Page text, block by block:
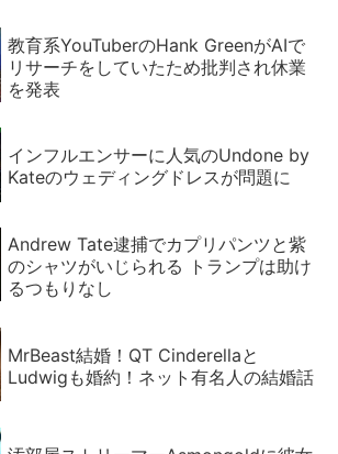
教育系YouTuberのHank GreenがAIで
リサーチをしていたため批判され休業
を発表
インフルエンサーに人気のUndone by
Kateのウェディングドレスが問題に
Andrew Tate逮捕でカプリパンツと紫
のシャツがいじられる トランプは助け
るつもりなし
MrBeast結婚！QT Cinderellaと
Ludwigも婚約！ネット有名人の結婚話